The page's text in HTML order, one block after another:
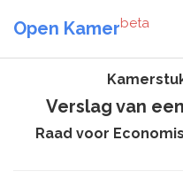
Open Kamerbeta
Verslag van
Raad voor